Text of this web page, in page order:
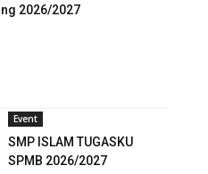
2026/2027
Event
SMP ISLAM TUGASKU
SPMB 2026/2027